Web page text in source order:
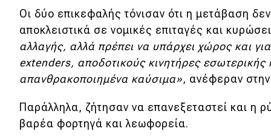
Μεταχειρισμένο
Οδηγός αγοράς
Συμβουλές
Χρηστικά
Οι δύο επικεφαλής τόνισαν ότι η μετάβαση
αποκλειστικά σε νομικές επιταγές και
αλλαγής, αλλά πρέπει να υπάρχει χώρος και
extenders, αποδοτικούς κινητήρες
απανθρακοποιημένα καύσιμα», ανέφεραν στην
Παράλληλα, ζήτησαν να επανεξεταστεί και η
βαρέα φορτηγά και λεωφορεία.